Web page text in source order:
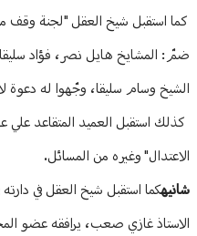
كما استقبل شيخ العقل "لجنة وقف
ضمّ: المشايخ هايل نصر، فؤاد
الشيخ وسام سليقا، وجّهوا له دعوة
كذلك استقبل العميد المتقاعد
الاعتدال" وغيره من المسائل.
شانيهكما استقبل شيخ العقل في
الاستاذ غازي صعب، يرافقه عضو